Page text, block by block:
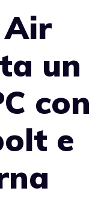
Air
un
con
e